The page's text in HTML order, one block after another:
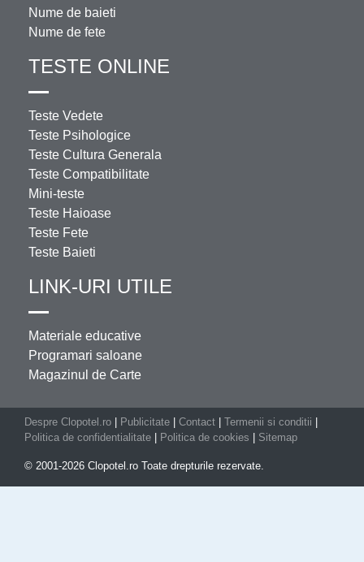
Nume de baieti
Nume de fete
TESTE ONLINE
Teste Vedete
Teste Psihologice
Teste Cultura Generala
Teste Compatibilitate
Mini-teste
Teste Haioase
Teste Fete
Teste Baieti
LINK-URI UTILE
Materiale educative
Programari saloane
Magazinul de Carte
Despre Clopotel.ro Publicitate Contact Termenii si conditii
Politica de confidentialitate
Politica de cookies Sitemap
© 2001-2026 Clopotel.ro Toate drepturile rezervate.